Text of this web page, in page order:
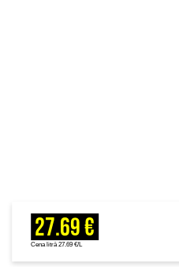
27.69 €
Cena litrā 27.69 €/L